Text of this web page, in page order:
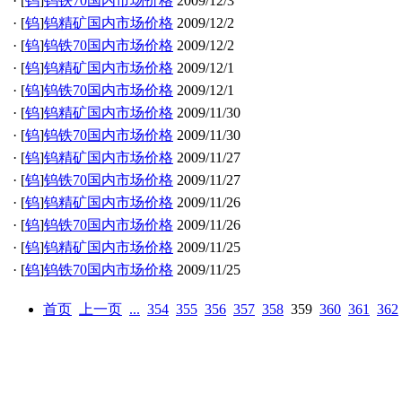
· [钨]钨精矿国内市场价格 2009/12/2
· [钨]钨铁70国内市场价格 2009/12/2
· [钨]钨精矿国内市场价格 2009/12/1
· [钨]钨铁70国内市场价格 2009/12/1
· [钨]钨精矿国内市场价格 2009/11/30
· [钨]钨铁70国内市场价格 2009/11/30
· [钨]钨精矿国内市场价格 2009/11/27
· [钨]钨铁70国内市场价格 2009/11/27
· [钨]钨精矿国内市场价格 2009/11/26
· [钨]钨铁70国内市场价格 2009/11/26
· [钨]钨精矿国内市场价格 2009/11/25
· [钨]钨铁70国内市场价格 2009/11/25
首页 上一页 ... 354 355 356 357 358 359 360 361 362